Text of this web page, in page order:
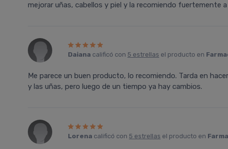
mejorar uñas, cabellos y piel y la recomiendo fuertemente
Daiana calificó con 5 estrellas el producto en
Me parece un buen producto, lo recomiendo. Tarda en
y las uñas, pero luego de un tiempo ya hay cambios.
Lorena calificó con 5 estrellas el producto en